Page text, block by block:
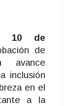
10 de
de
avance
inclusión
en el
a la